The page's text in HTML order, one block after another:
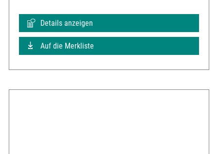
Details anzeigen
Auf die Merkliste